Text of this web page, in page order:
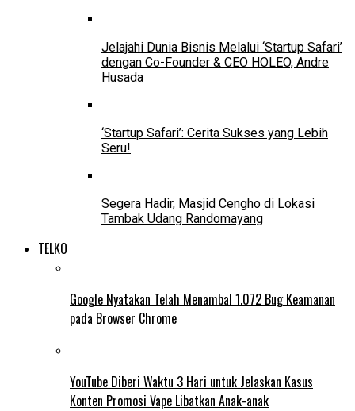
Jelajahi Dunia Bisnis Melalui ‘Startup Safari’
dengan Co-Founder & CEO HOLEO, Andre
Husada
‘Startup Safari’: Cerita Sukses yang Lebih
Seru!
Segera Hadir, Masjid Cengho di Lokasi
Tambak Udang Randomayang
TELKO
Google Nyatakan Telah Menambal 1.072 Bug Keamanan
pada Browser Chrome
YouTube Diberi Waktu 3 Hari untuk Jelaskan Kasus
Konten Promosi Vape Libatkan Anak-anak